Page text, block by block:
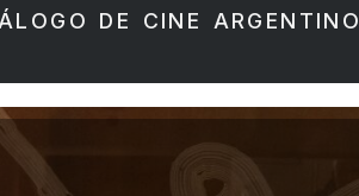
DE CINE ARGENTINO